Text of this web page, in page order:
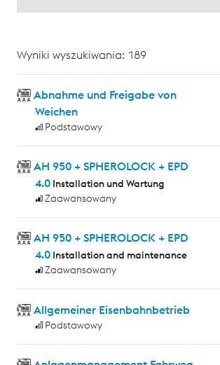
Wyniki wyszukiwania: 189
Abnahme und Freigabe von
Weichen
Podstawowy
AH 950 + SPHEROLOCK + EPD
4.0 Installation und Wartung
Zaawansowany
AH 950 + SPHEROLOCK + EPD
4.0 Installation and maintenance
Zaawansowany
Allgemeiner Eisenbahnbetrieb
Podstawowy